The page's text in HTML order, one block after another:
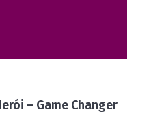
– Game Changer